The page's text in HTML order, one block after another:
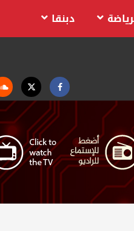
Facebook
Twitter
دبنقا